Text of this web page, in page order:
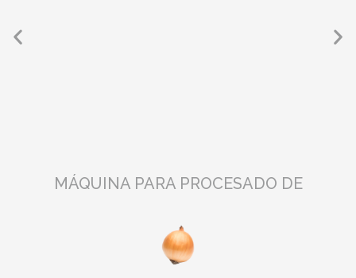
MÁQUINA PARA PROCESADO DE